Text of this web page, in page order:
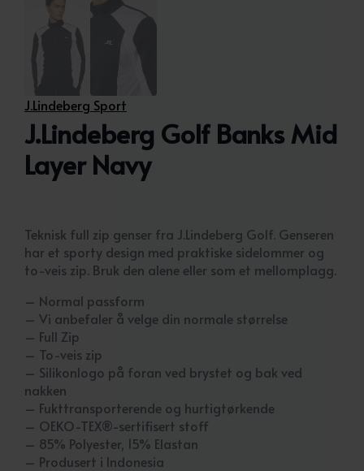
J.Lindeberg Sport
J.Lindeberg Golf Banks Mid
Layer Navy
Teknisk full zip genser fra J.Lindeberg Golf. Genseren
har et sporty design med praktiske sidelommer og
to-veis zip. Bruk den alene eller som et mellomplagg.
– Normal passform
– Vi anbefaler å velge din normale størrelse
– Full Zip
– To-veis zip
– Silikonlogo på foran ved brystet og bak ved
nakken
– Fukttransporterende og hurtigtørkende
– OEKO-TEX®-sertifisert stoff
– 85% Polyester, 15% Elastan
– Produsert i Indonesia